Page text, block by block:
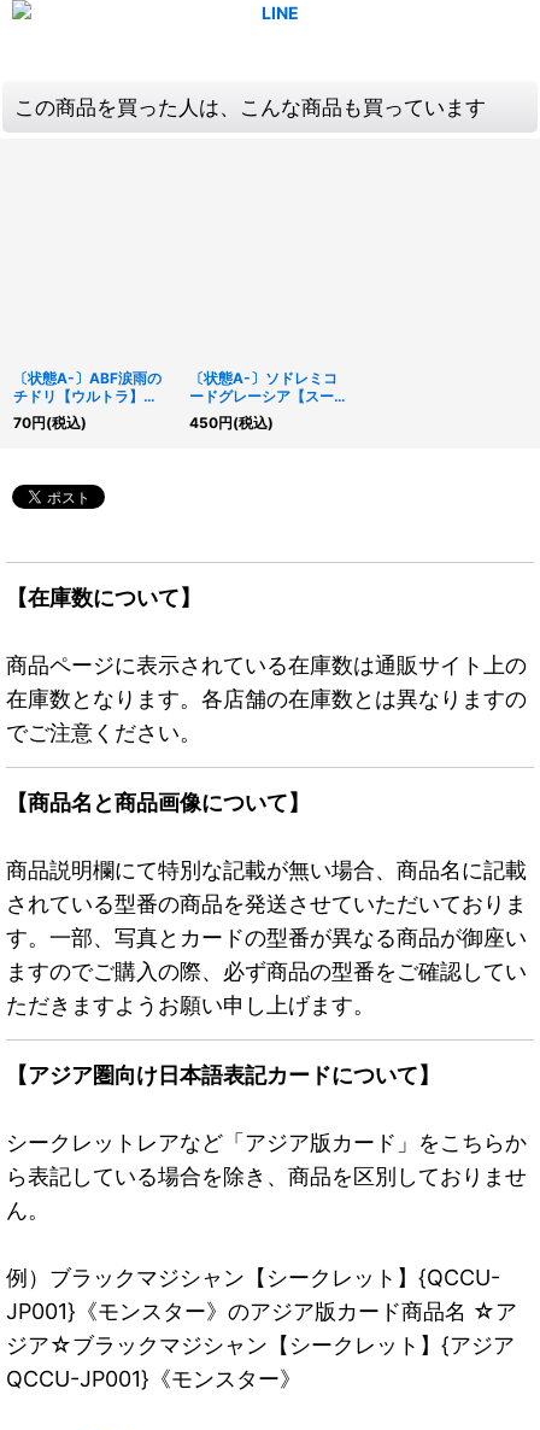
この商品を買った人は、こんな商品も買っています
〔状態A-〕ABF涙雨の
チドリ【ウルトラ】
{SHVI-JP051}《シンク
ロ》
70円(税込)
〔状態A-〕ソドレミコ
ードグレーシア【スーパ
ー】{DBAG-JP018}
《モンスター》
450円(税込)
【在庫数について】
商品ページに表示されている在庫数は通販サイト上の
在庫数となります。各店舗の在庫数とは異なりますの
でご注意ください。
【商品名と商品画像について】
商品説明欄にて特別な記載が無い場合、商品名に記載
されている型番の商品を発送させていただいておりま
す。一部、写真とカードの型番が異なる商品が御座い
ますのでご購入の際、必ず商品の型番をご確認してい
ただきますようお願い申し上げます。
【アジア圏向け日本語表記カードについて】
シークレットレアなど「アジア版カード」をこちらか
ら表記している場合を除き、商品を区別しておりませ
ん。
例）ブラックマジシャン【シークレット】{QCCU-
JP001}《モンスター》のアジア版カード商品名 ☆ア
ジア☆ブラックマジシャン【シークレット】{アジア
QCCU-JP001}《モンスター》